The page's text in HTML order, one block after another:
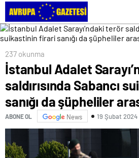
da şüpheliler arasında
237 okunma
İstanbul Adalet
saldırısında Sabancı
sanığı da şüpheliler
ABONE OL News 19 Şubat